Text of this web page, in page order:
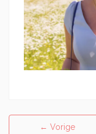
← Vorige